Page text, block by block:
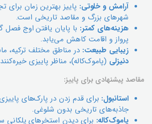
آرامش و خلوتی: پاییز بهترین زمان برای
شهرهای بزرگ و مقاصد تاریخی است.
هزینه‌های کمتر: با پایان یافتن اوج فصل
پرواز و اقامت کاهش می‌یابد.
زیبایی طبیعت: در مناطق مختلف ترکیه،
دنیزلی (پاموک‌کاله)، مناظر پاییزی
مقاصد پیشنهادی برای پاییز:
استانبول: برای قدم زدن در پارک‌های
جاذبه‌های تاریخی بدون شلوغی.
پاموک‌کاله: برای دیدن استخرهای پلکانی